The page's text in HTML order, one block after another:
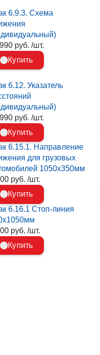
6.9.3. Схема
руб. /шт.
Купить
6.12. Указатель
руб. /шт.
Купить
6.15.1. Направление
для грузовых
1050х350мм
руб. /шт.
Купить
6.16.1 Стоп-линия
руб. /шт.
Купить